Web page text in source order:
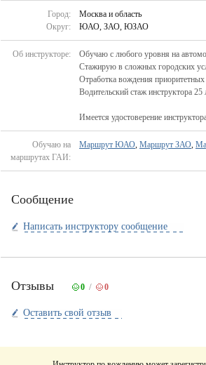
Город:
Москва и область
Округ:
ЮАО, ЗАО, ЮЗАО
Об инструкторе:
Обучаю с любого уровня на
Стажирую в сложных городских
Отработка вождения
Водительский стаж инструктора 25
Имеется удостоверение
Обучаю на
маршрутах ГАИ:
Маршрут ЮАО, Маршрут ЗАО,
Сообщение
Написать инструктору сообщение
Отзывы 0 / 0
Оставить свой отзыв